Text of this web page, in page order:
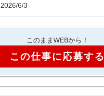
2026/6/3
このままWEBから！
この仕事に応募する